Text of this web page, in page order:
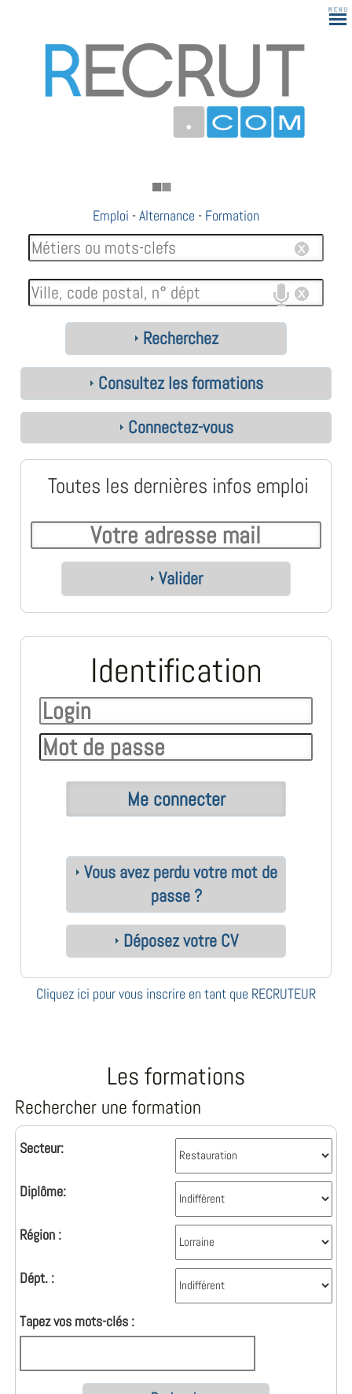
Emploi -Alternance - Formation
Recherchez
Consultez les formations
Connectez-vous
Toutes les dernières infos emploi
Valider
Identification
Vous avez perdu votre mot de
passe ?
Déposez votre CV
Cliquez ici pour vous inscrire en tant que RECRUTEUR
Les formations
Rechercher une formation
Secteur:
Diplôme:
Région :
Dépt. :
Tapez vos mots-clés :